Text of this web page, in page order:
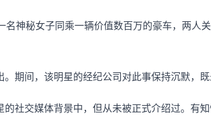
神秘女子同乘一辆价值数百万的豪车，两
期间，该明星的经纪公司对此事保持沉默，既
社交媒体背景中，但从未被正式介绍过。有